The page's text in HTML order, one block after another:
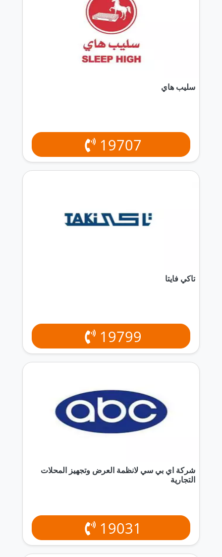
سليب هاي
19707
تاكي فايتا
19799
شركة اي بي سي لانظمة العرض وتجهيز المحلات
التجارية
19031